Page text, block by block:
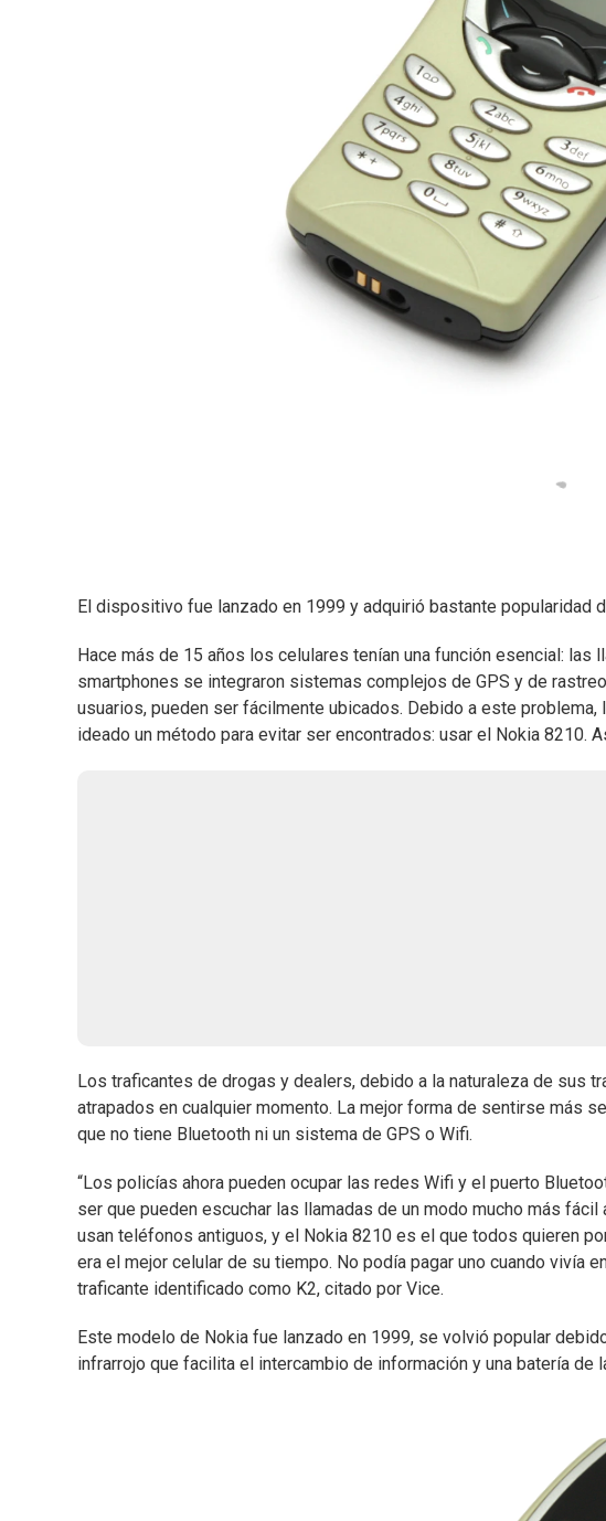
El dispositivo fue lanzado en 1999 y adquirió bastante popularidad
Hace más de 15 años los celulares tenían una función esencial: las
smartphones se integraron sistemas complejos de GPS y de
usuarios, pueden ser fácilmente ubicados. Debido a este problema,
ideado un método para evitar ser encontrados: usar el Nokia 8210.
Los traficantes de drogas y dealers, debido a la naturaleza de sus
atrapados en cualquier momento. La mejor forma de sentirse más
que no tiene Bluetooth ni un sistema de GPS o Wifi.
“Los policías ahora pueden ocupar las redes Wifi y el puerto
ser que pueden escuchar las llamadas de un modo mucho más
usan teléfonos antiguos, y el Nokia 8210 es el que todos quieren
era el mejor celular de su tiempo. No podía pagar uno cuando vivía
traficante identificado como K2, citado por Vice.
Este modelo de Nokia fue lanzado en 1999, se volvió popular
infrarrojo que facilita el intercambio de información y una batería de